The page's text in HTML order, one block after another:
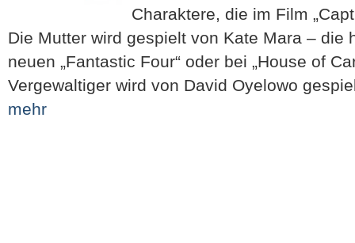
Charaktere, die im Film
Die Mutter wird gespielt von Kate Mara – die
neuen „Fantastic Four“ oder bei „House of
Vergewaltiger wird von David Oyelowo
mehr